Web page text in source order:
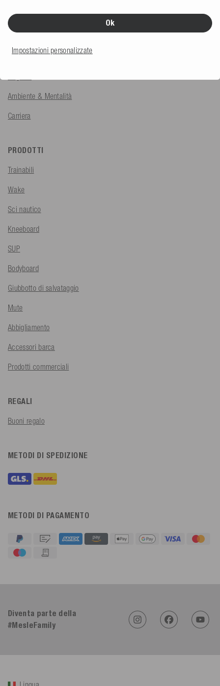
AZIENDA
Team
Ambiente & Mentalità
Carriera
PRODOTTI
Trainabili
Wake
Sci nautico
Kneeboard
SUP
Bodyboard
Giubbotto di salvataggio
Mute
Abbigliamento
Accessori barca
Prodotti commerciali
REGALI
Buoni regalo
METODI DI SPEDIZIONE
METODI DI PAGAMENTO
Diventa parte della
#MesleFamily
Ok
Impostazioni personalizzate
Sehr gut 👍 Sehr zufrieden
Utile Köln, DE, 5/8/2026